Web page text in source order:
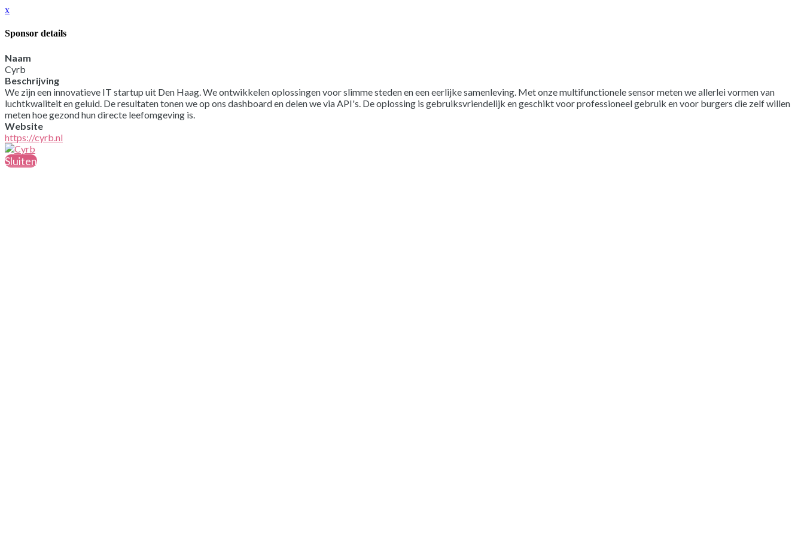
x
Sponsor details
Naam
Cyrb
Beschrijving
We zijn een innovatieve IT startup uit Den Haag. We ontwikkelen oplossingen voor slimme steden en een eerlijke samenleving. Met onze multifunctionele sensor meten we allerlei vormen van
luchtkwaliteit en geluid. De resultaten tonen we op ons dashboard en delen we via API's. De oplossing is gebruiksvriendelijk en geschikt voor professioneel gebruik en voor burgers die zelf willen
meten hoe gezond hun directe leefomgeving is.
Website
https://cyrb.nl
Sluiten